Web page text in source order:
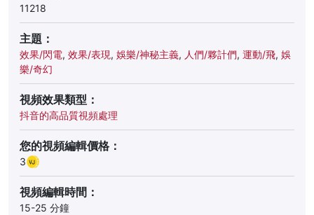
11218
主題：
效果/閃電, 效果/表現, 娛樂/神秘主義, 人們/夥計們, 運動/飛, 娛
樂/奇幻
視頻效果類型：
抖音的高品質視頻處理
您的視頻編輯價格：
3
視頻編輯時間：
15-25 分鐘